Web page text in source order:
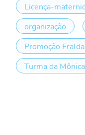
Licença-
organização
Promoção
Turma da